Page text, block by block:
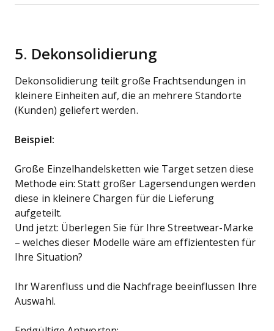
5. Dekonsolidierung
Dekonsolidierung teilt große Frachtsendungen in
kleinere Einheiten auf, die an mehrere Standorte
(Kunden) geliefert werden.
Beispiel:
Große Einzelhandelsketten wie Target setzen diese
Methode ein: Statt großer Lagersendungen werden
diese in kleinere Chargen für die Lieferung
aufgeteilt.
Und jetzt: Überlegen Sie für Ihre Streetwear-Marke
– welches dieser Modelle wäre am effizientesten für
Ihre Situation?
Ihr Warenfluss und die Nachfrage beeinflussen Ihre
Auswahl.